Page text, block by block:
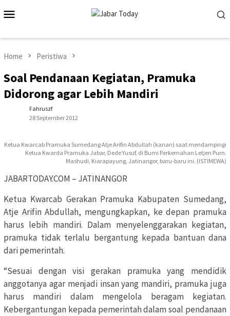
to
Home Peristiwa
Soal Pendanaan Kegiatan, Pramuka
Didorong agar Lebih Mandiri
Fahruszf
28 September 2012
Ketua Kwarcab Pramuka Sumedang Atje Arifin Abdullah (kanan) saat mendampingi
Ketua Kwarda Pramuka Jabar, Dede Yusuf, di Bumi Perkemahan Letjen Purn.
Mashudi, Kiarapayung, Jatinangor, baru-baru ini. (ISTIMEWA)
JABARTODAY.COM – JATINANGOR
Ketua Kwarcab Gerakan Pramuka Kabupaten Sumedang,
Atje Arifin Abdullah, mengungkapkan, ke depan pramuka
harus lebih mandiri. Dalam menyelenggarakan kegiatan,
pramuka tidak terlalu bergantung kepada bantuan dana
dari pemerintah.
“Sesuai dengan visi gerakan pramuka yang mendidik
anggotanya agar menjadi insan yang mandiri, pramuka juga
harus mandiri dalam mengelola beragam kegiatan.
Kebergantungan kepada pemerintah dalam soal pendanaan